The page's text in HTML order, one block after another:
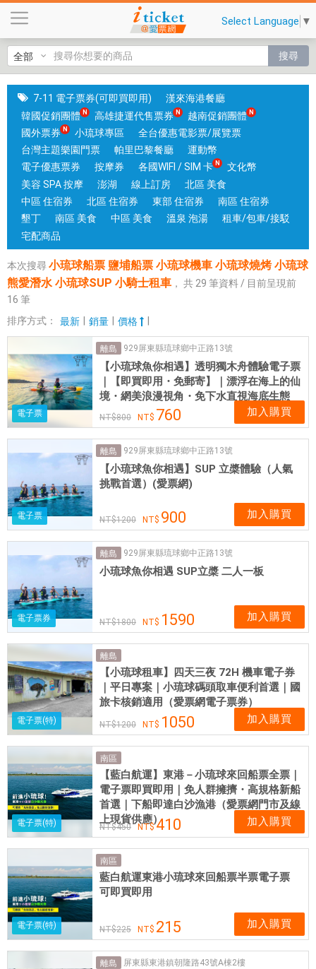
球
船
票
鹽
埔
船
票
小
琉
球
機
小
琉
球
小
琉
球
熊
愛
水
小
琉
球
P
小
騎
車
|
票
網
提
供
各
優
惠
票
Select Language ▼
搜尋
7-11 電子票券(可即買即用)
漢來海港餐廳
韓國促銷團體
高雄捷運代售票券
越南促銷團體
國外票券
小琉球專區
全台優惠電影票/展覽票
台灣主題樂園門票
帕里巴黎餐廳
運動幣
電子優惠票券
按摩券 各國WIFI / SIM 卡
文化幣
美容 SPA 按摩
澎湖 線上訂房
北區 美食
中區 住宿券
北區 住宿券 東部 住宿券
南區 住宿券
墾丁
南區 美食 中區 美食 溫泉 泡湯
租車/包車/接駁
宅配商品
本次搜尋 小琉球船票 鹽埔船票 小琉球機車 小琉球燒烤 小琉球
熊愛潛水 小琉球SUP 小騎士租車 ， 共 29 筆資料 / 目前呈現前
16 筆
排序方式：
最新 銷量 價格
電子票
離島 929屏東縣琉球鄉中正路13號
【小琉球魚你相遇】透明獨木舟體驗電子票
｜【即買即用・免郵寄】｜漂浮在海上的仙
境・網美浪漫視角・免下水直視海底生態
800 760 加入購買
電子票
離島 929屏東縣琉球鄉中正路13號
【小琉球魚你相遇】SUP 立槳體驗（人氣
挑戰首選）(愛票網)
1200 900 加入購買
電子票券
離島 929屏東縣琉球鄉中正路13號
小琉球魚你相遇 SUP立槳 二人一板
1800 1590 加入購買
電子票(特)
離島
【小琉球租車】四天三夜 72H 機車電子券
｜平日專案｜小琉球碼頭取車便利首選｜國
旅卡核銷適用（愛票網電子票券）
1200 1050 加入購買
電子票(特)
南區
【藍白航運】東港－小琉球來回船票全票｜
電子票即買即用｜免人群擁擠・高規格新船
首選｜下船即達白沙漁港（愛票網門市及線
上現貨供應）
450 410 加入購買
電子票(特)
南區
藍白航運東港小琉球來回船票半票電子票
可即買即用
225 215 加入購買
離島 屏東縣東港鎮朝隆路43號A棟2樓